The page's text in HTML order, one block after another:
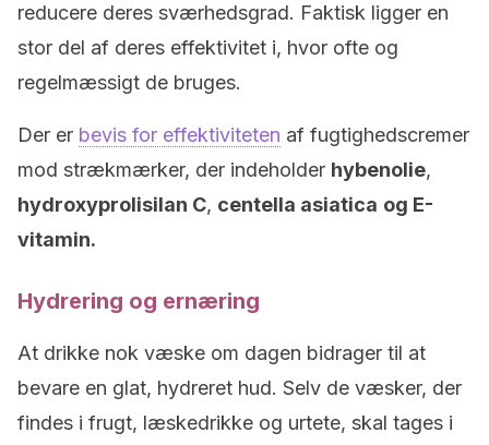
reducere deres sværhedsgrad. Faktisk ligger en
stor del af deres effektivitet i, hvor ofte og
regelmæssigt de bruges.
Der er bevis for effektiviteten af fugtighedscremer
mod strækmærker, der indeholder hybenolie,
hydroxyprolisilan C, centella asiatica og E-
vitamin.
Hydrering og ernæring
At drikke nok væske om dagen bidrager til at
bevare en glat, hydreret hud. Selv de væsker, der
findes i frugt, læskedrikke og urtete, skal tages i